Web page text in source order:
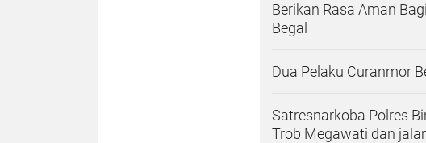
Berikan Rasa Aman
Begal
Dua Pelaku Curanmor
Satresnarkoba Polres
Trob Megawati dan